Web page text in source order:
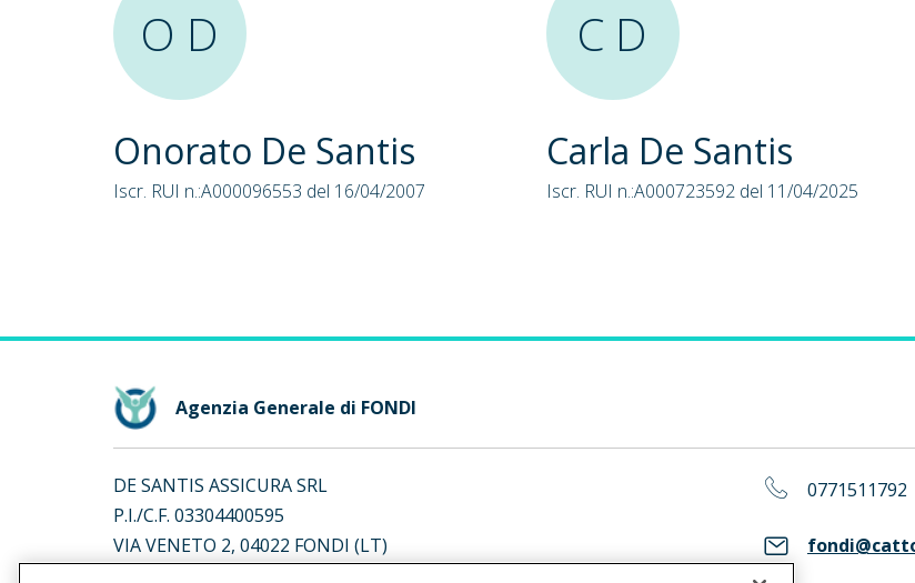
O D
Onorato De Santis
Iscr. RUI n.:A000096553 del 16/04/2007
C D
Carla De Santis
Iscr. RUI n.:A000723592 del 11/04/2025
Agenzia Generale di FONDI
DE SANTIS ASSICURA SRL
P.I./C.F. 03304400595
VIA VENETO 2, 04022 FONDI (LT)
0771511792